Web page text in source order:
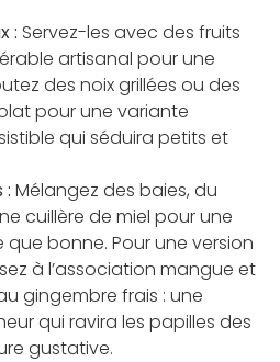
: Servez-les avec des fruits
artisanal pour une
des noix grillées ou des
pour une variante
qui séduira petits et
: Mélangez des baies, du
cuillère de miel pour une
que bonne. Pour une version
à l’association mangue et
gingembre frais : une
qui ravira les papilles des
gustative.